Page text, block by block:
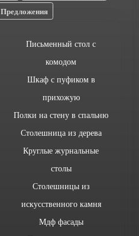
Предложения
Письменный стол с
комодом
Шкаф с пуфиком в
прихожую
Полки на стену в спальню
Столешница из дерева
Круглые журнальные
столы
Столешницы из
искусственного камня
Мдф фасады